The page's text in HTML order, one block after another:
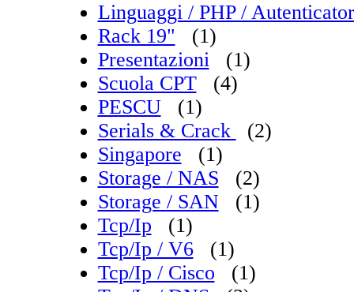
Linguaggi / PHP /
Rack 19"
(1)
Presentazioni
(1)
Scuola CPT
(4)
PESCU
(1)
Serials & Crack
(2)
Singapore
(1)
Storage / NAS
(2)
Storage / SAN
(1)
Tcp/Ip
(1)
Tcp/Ip / V6
(1)
Tcp/Ip / Cisco
(1)